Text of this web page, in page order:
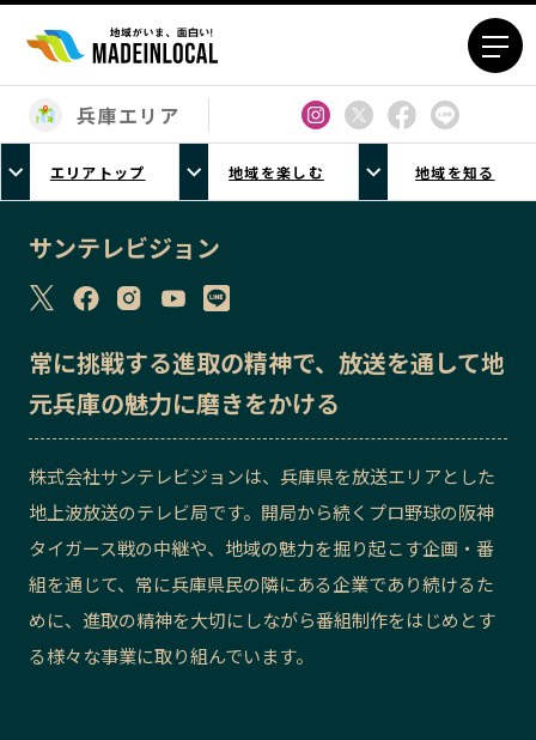
エリアから探す
北海道エリア
青森エリア
岩手エリア
福島エリア
埼玉エリア
千葉エリア
東京23区エリア
多摩エリア
富山エリア
石川エリア
福井エリア
山梨エリア
兵庫エリア
エリアトップ 地域を楽しむ 地域を知る
サンテレビジョン
常に挑戦する進取の精神で、放送を通して地
元兵庫の魅力に磨きをかける
株式会社サンテレビジョンは、兵庫県を放送エリアとした
地上波放送のテレビ局です。開局から続くプロ野球の阪神
タイガース戦の中継や、地域の魅力を掘り起こす企画・番
組を通じて、常に兵庫県民の隣にある企業であり続けるた
めに、進取の精神を大切にしながら番組制作をはじめとす
る様々な事業に取り組んでいます。